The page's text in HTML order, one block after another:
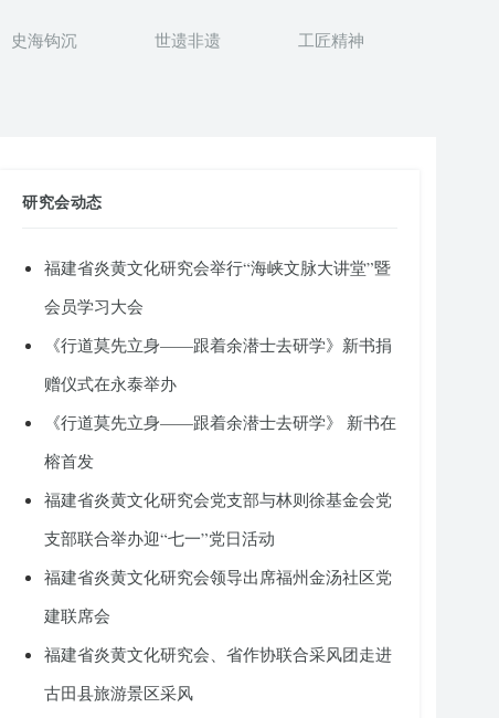
史海钩沉 世遗非遗 工匠精神
研究会动态
福建省炎黄文化研究会举行“海峡文脉大讲堂”暨
会员学习大会
《行道莫先立身——跟着余潜士去研学》新书捐
赠仪式在永泰举办
《行道莫先立身——跟着余潜士去研学》 新书在
榕首发
福建省炎黄文化研究会党支部与林则徐基金会党
支部联合举办迎“七一”党日活动
福建省炎黄文化研究会领导出席福州金汤社区党
建联席会
福建省炎黄文化研究会、省作协联合采风团走进
古田县旅游景区采风